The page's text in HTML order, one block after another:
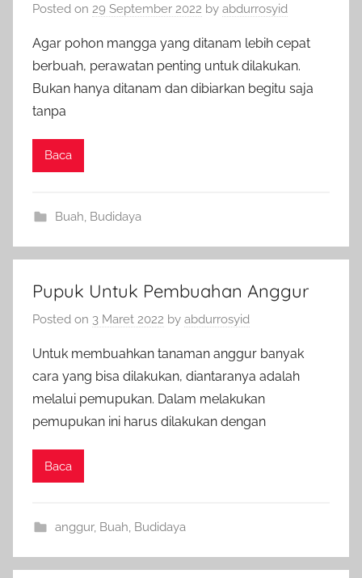
Posted on 29 September 2022 by abdurrosyid
Agar pohon mangga yang ditanam lebih cepat
berbuah, perawatan penting untuk dilakukan.
Bukan hanya ditanam dan dibiarkan begitu saja
tanpa
Baca
Buah Budidaya
Pupuk Untuk Pembuahan Anggur
Posted on 3 Maret 2022 by abdurrosyid
Untuk membuahkan tanaman anggur banyak
cara yang bisa dilakukan, diantaranya adalah
melalui pemupukan. Dalam melakukan
pemupukan ini harus dilakukan dengan
Baca
anggur, Buah, Budidaya